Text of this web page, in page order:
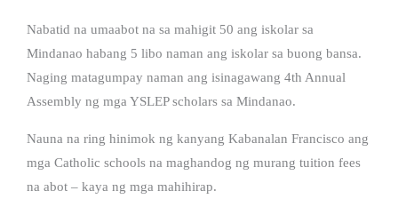
Nabatid na umaabot na sa mahigit 50 ang iskolar sa
Mindanao habang 5 libo naman ang iskolar sa buong bansa.
Naging matagumpay naman ang isinagawang 4th Annual
Assembly ng mga YSLEP scholars sa Mindanao.
Nauna na ring hinimok ng kanyang Kabanalan Francisco ang
mga Catholic schools na maghandog ng murang tuition fees
na abot – kaya ng mga mahihirap.